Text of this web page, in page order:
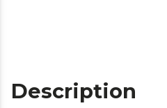
Description